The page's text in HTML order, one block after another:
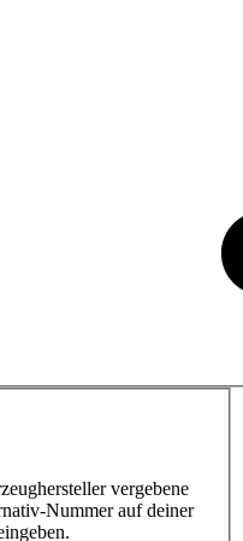
vergebene
Nummer auf deiner